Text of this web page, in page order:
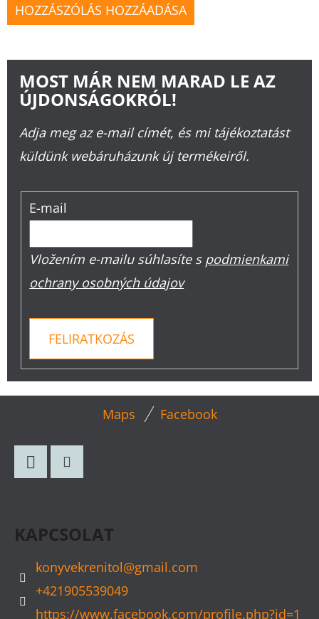
HOZZÁSZÓLÁS HOZZÁADÁSA
MOST MÁR NEM MARAD LE AZ
ÚJDONSÁGOKRÓL!
Adja meg az e-mail címét, és mi tájékoztatást
küldünk webáruházunk új termékeiről.
E-mail
Vložením e-mailu súhlasíte s podmienkami
ochrany osobných údajov
FELIRATKOZÁS
Maps Facebook
KAPCSOLAT
konyvekrenitol@gmail.com
+421905539049
https://www.facebook.com/profile.php?id=1